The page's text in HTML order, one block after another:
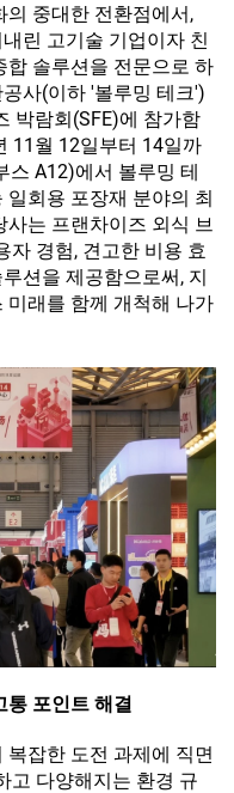
중대한 전환점에서,
린 고기술 기업이자 친
합 솔루션을 전문으로 하
사(이하 '볼루밍 테크')
박람회(SFE)에 참가함
11월 12일부터 14일까
스 A12)에서 볼루밍 테
일회용 포장재 분야의 최
는 프랜차이즈 외식 브
자 경험, 견고한 비용 효
션을 제공함으로써, 지
미래를 함께 개척해 나가
통 포인트 해결
잡한 도전 과제에 직면
고 다양해지는 환경 규